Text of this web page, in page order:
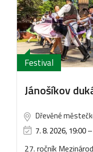
Festival
Jánošíkov
Dřevěné
7. 8. 2026, 19:00–
27. ročník